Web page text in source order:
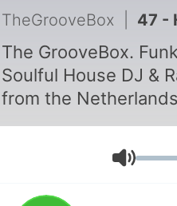
TheGrooveBox 47 - Hot Summer
The GrooveBox.
Soulful House DJ &
from the
at Omroep Brabant.
Disco, Funky &
and Deep House. More info
and enquiries at